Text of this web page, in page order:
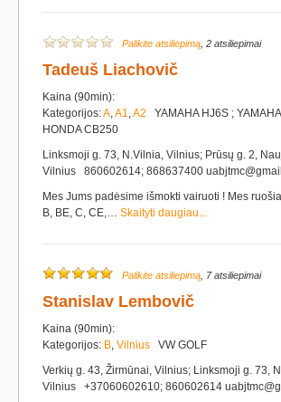
Palikite atsiliepimą , 2 atsiliepimai
Tadeuš Liachovič
Kaina (90min):
Kategorijos:A,A1,A2 YAMAHA HJ6S ;
HONDA CB250
Linksmoji g. 73, N.Vilnia, Vilnius; Prūsų g. 2,
Vilnius 860602614; 868637400
Mes Jums padėsime išmokti vairuoti ! Mes
B, BE, C, CE,… Skaityti daugiau...
Palikite atsiliepimą , 7 atsiliepimai
Stanislav Lembovič
Kaina (90min):
Kategorijos: B, Vilnius VW GOLF
Verkių g. 43, Žirmūnai, Vilnius; Linksmoji g. 73,
Vilnius +37060602610; 860602614